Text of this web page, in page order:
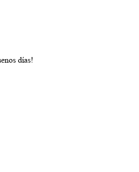
días!